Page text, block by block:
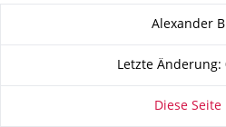
Alexander
Letzte Änderung:
Diese Seite